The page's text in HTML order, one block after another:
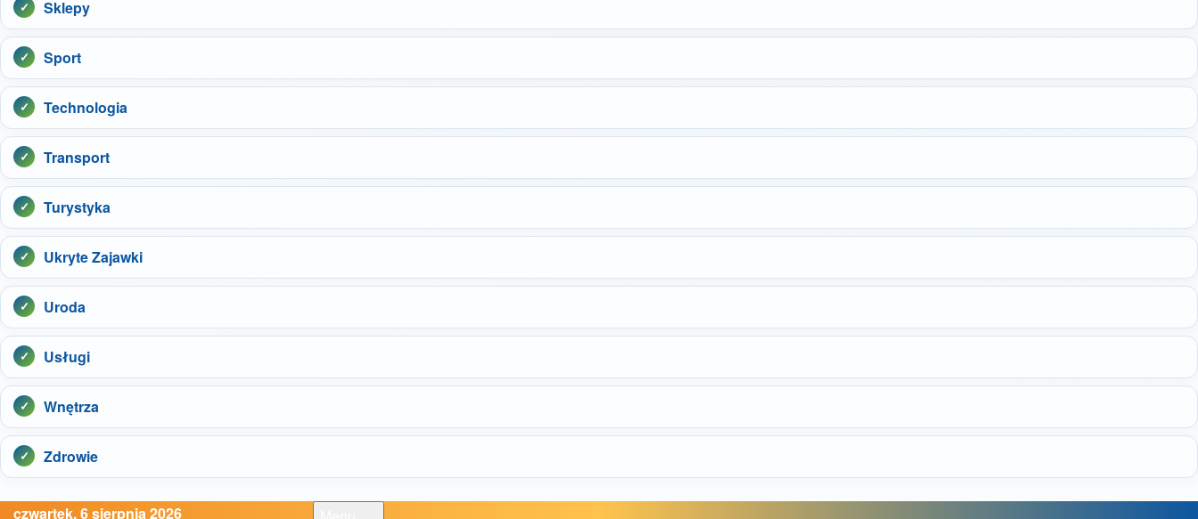
Sklepy
Sport
Technologia
Transport
Turystyka
Ukryte Zajawki
Uroda
Usługi
Wnętrza
Zdrowie
czwartek, 6 sierpnia 2026